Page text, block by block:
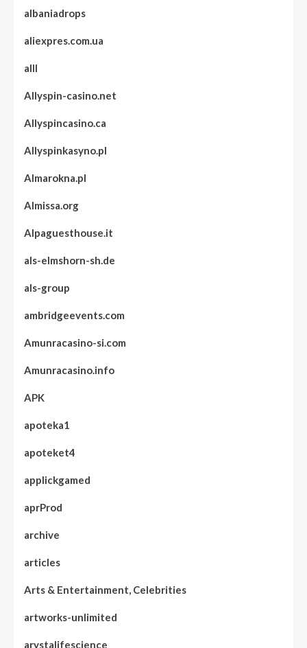
albaniadrops
aliexpres.com.ua
alll
Allyspin-casino.net
Allyspincasino.ca
Allyspinkasyno.pl
Almarokna.pl
Almissa.org
Alpaguesthouse.it
als-elmshorn-sh.de
als-group
ambridgeevents.com
Amunracasino-si.com
Amunracasino.info
APK
apoteka1
apoteket4
applickgamed
aprProd
archive
articles
Arts & Entertainment, Celebrities
artworks-unlimited
arystalifescience